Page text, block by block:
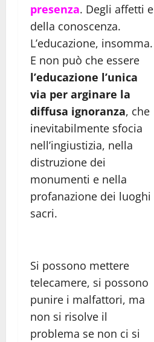
presenza. Degli affetti e
della conoscenza.
L’educazione, insomma.
E non può che essere
l’educazione l’unica
via per arginare la
diffusa ignoranza, che
inevitabilmente sfocia
nell’ingiustizia, nella
distruzione dei
monumenti e nella
profanazione dei luoghi
sacri.
Si possono mettere
telecamere, si possono
punire i malfattori, ma
non si risolve il
problema se non ci si